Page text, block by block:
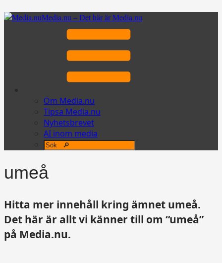
Media.nu – Det här är Media.nu
Om Media.nu
Tipsa Media.nu
Nyhetsbrevet
AI inom media
umeå
Hitta mer innehåll kring ämnet umeå.
Det här är allt vi känner till om “umeå”
på Media.nu.